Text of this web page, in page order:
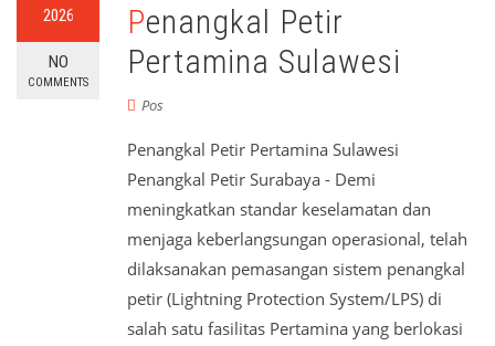
2026
NO
COMMENTS
Penangkal Petir
Pertamina Sulawesi
Pos
Penangkal Petir Pertamina Sulawesi
Penangkal Petir Surabaya - Demi
meningkatkan standar keselamatan dan
menjaga keberlangsungan operasional, telah
dilaksanakan pemasangan sistem penangkal
petir (Lightning Protection System/LPS) di
salah satu fasilitas Pertamina yang berlokasi